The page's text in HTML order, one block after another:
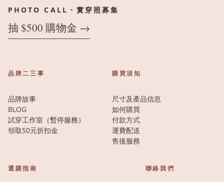
PHOTO CALL・實穿照募集
抽 $500 購物金 →
品牌二三事
品牌故事
BLOG
試穿工作室 （暫停服務）
領取50元折扣金
購買須知
尺寸及產品信息
如何購買
付款方式
運費配送
售後服務
選購指南 聯絡我們